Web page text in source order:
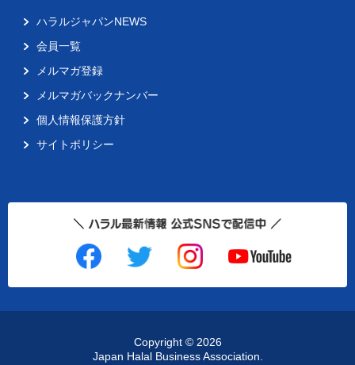
ハラルジャパンNEWS
会員一覧
メルマガ登録
メルマガバックナンバー
個人情報保護方針
サイトポリシー
Copyright © 2026
Japan Halal Business Association.